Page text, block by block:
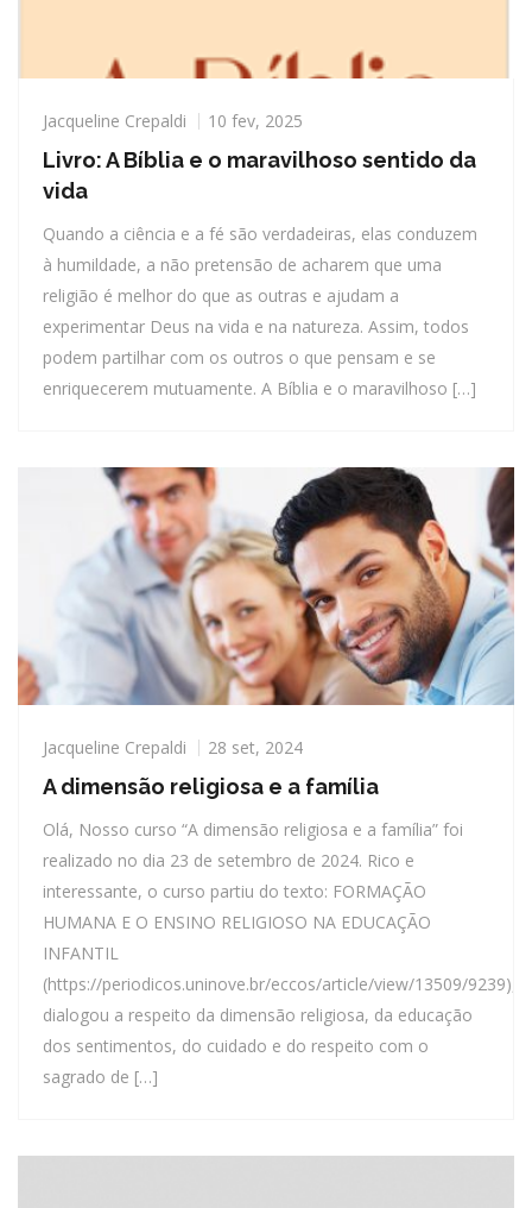
Jacqueline Crepaldi 10 fev, 2025
Livro: A Bíblia e o maravilhoso sentido da
vida
Quando a ciência e a fé são verdadeiras, elas conduzem
à humildade, a não pretensão de acharem que uma
religião é melhor do que as outras e ajudam a
experimentar Deus na vida e na natureza. Assim, todos
podem partilhar com os outros o que pensam e se
enriquecerem mutuamente. A Bíblia e o maravilhoso […]
Jacqueline Crepaldi 28 set, 2024
A dimensão religiosa e a família
Olá, Nosso curso “A dimensão religiosa e a família” foi
realizado no dia 23 de setembro de 2024. Rico e
interessante, o curso partiu do texto: FORMAÇÃO
HUMANA E O ENSINO RELIGIOSO NA EDUCAÇÃO
INFANTIL
(https://periodicos.uninove.br/eccos/article/view/13509/9239),
dialogou a respeito da dimensão religiosa, da educação
dos sentimentos, do cuidado e do respeito com o
sagrado de […]